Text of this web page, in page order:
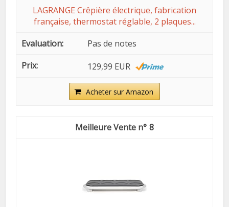
LAGRANGE Crêpière électrique, fabrication
française, thermostat réglable, 2 plaques...
Pas de notes
129,99 EUR
Acheter sur Amazon
8